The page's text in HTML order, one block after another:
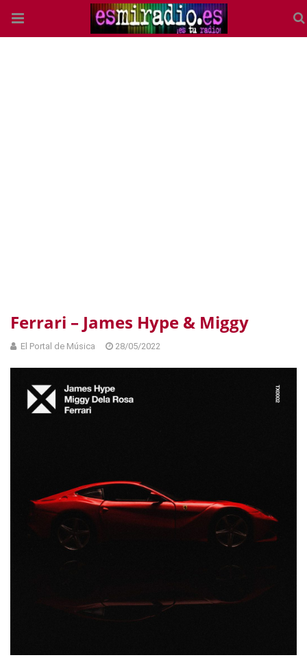
Ferrari – James Hype & Miggy
El Portal de Música 28/05/2022